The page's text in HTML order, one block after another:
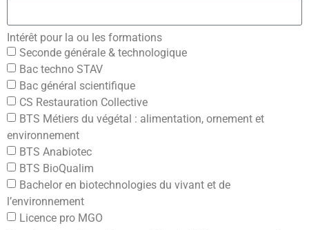
Intérêt pour la ou les formations
Seconde générale & technologique
Bac techno STAV
Bac général scientifique
CS Restauration Collective
BTS Métiers du végétal : alimentation, ornement et
environnement
BTS Anabiotec
BTS BioQualim
Bachelor en biotechnologies du vivant et de
l’environnement
Licence pro MGO